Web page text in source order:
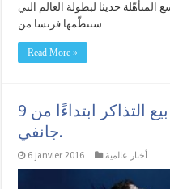
حديثا لبطولة العالم التي
ستنظّمها فرنسا من …
Read More »
بطولة العالم فرنسا 2017: بيع التذاكر ابتداءًا من 9
جانفي.
6 janvier 2016 أخبار عالمية